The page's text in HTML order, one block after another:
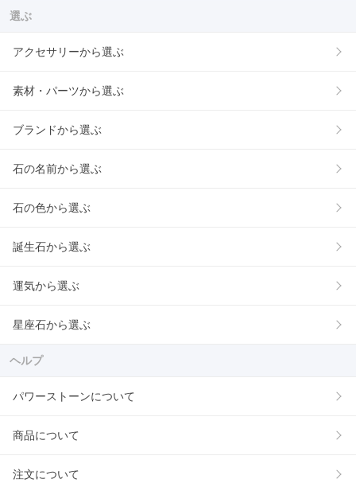
選ぶ
アクセサリーから選ぶ
素材・パーツから選ぶ
ブランドから選ぶ
石の名前から選ぶ
石の色から選ぶ
誕生石から選ぶ
運気から選ぶ
星座石から選ぶ
ヘルプ
パワーストーンについて
商品について
注文について